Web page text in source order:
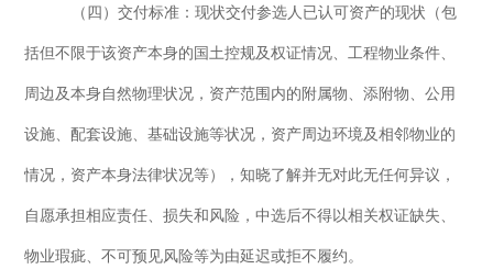
（ 四 ） 交付标准 ： 现状交付参选人已认可资产的现状 （包
括但不限于该资产本身的国土控规及权证情况、工程物业条件、
周边及本身自然物理状况，资产范围内的附属物、添附物、公用
设施、配套设施、基础设施等状况，资产周边环境及相邻物业的
情况，资产本身法律状况等） ，知晓了解并无对此无任何异议，
自愿承担相应责任、损失和风险，中选后不得以相关权证缺失、
物业瑕疵、不可预见风险等为由延迟或拒不履约 。